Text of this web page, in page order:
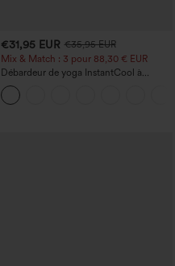
€31,95 EUR €35,95 EUR
Mix & Match : 3 pour 88,30 € EUR
Débardeur de yoga InstantCool à
encolure en U et ourlet arrondi –
UPF50+